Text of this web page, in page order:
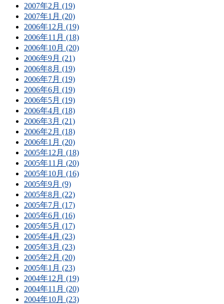
2007年2月 (19)
2007年1月 (20)
2006年12月 (19)
2006年11月 (18)
2006年10月 (20)
2006年9月 (21)
2006年8月 (19)
2006年7月 (19)
2006年6月 (19)
2006年5月 (19)
2006年4月 (18)
2006年3月 (21)
2006年2月 (18)
2006年1月 (20)
2005年12月 (18)
2005年11月 (20)
2005年10月 (16)
2005年9月 (9)
2005年8月 (22)
2005年7月 (17)
2005年6月 (16)
2005年5月 (17)
2005年4月 (23)
2005年3月 (23)
2005年2月 (20)
2005年1月 (23)
2004年12月 (19)
2004年11月 (20)
2004年10月 (23)